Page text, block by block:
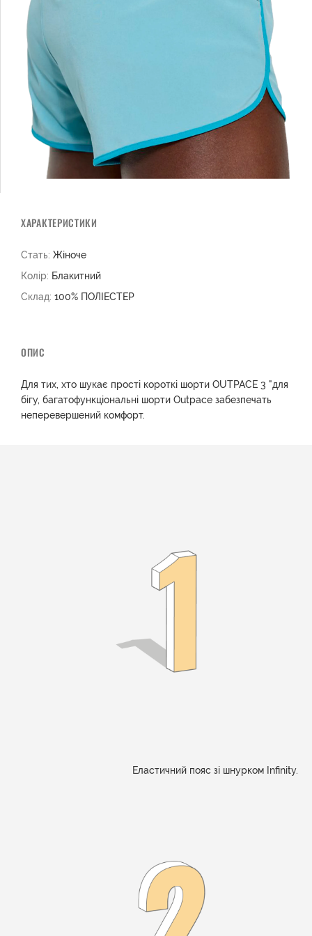
ХАРАКТЕРИСТИКИ
Стать: Жіноче
Колір: Блакитний
Склад: 100% ПОЛІЕСТЕР
ОПИС
Для тих, хто шукає прості короткі шорти OUTPACE 3 "для
бігу, багатофункціональні шорти Outpace забезпечать
неперевершений комфорт.
Еластичний пояс зі шнурком Infinity.